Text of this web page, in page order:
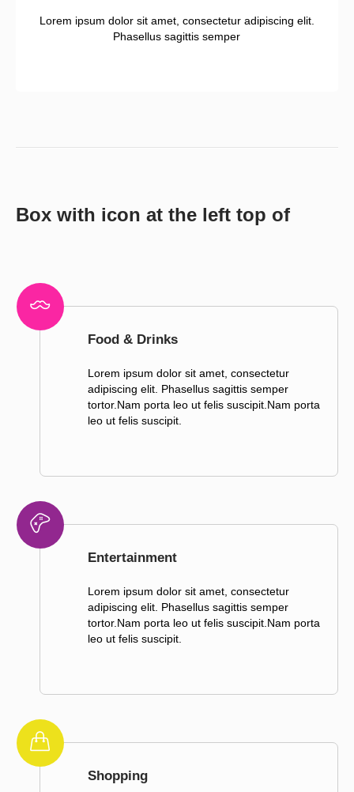
Lorem ipsum dolor sit amet, consectetur adipiscing elit.
Phasellus sagittis semper
Box with icon at the left top of
Food & Drinks
Lorem ipsum dolor sit amet, consectetur
adipiscing elit. Phasellus sagittis semper
tortor.Nam porta leo ut felis suscipit.Nam porta
leo ut felis suscipit.
Entertainment
Lorem ipsum dolor sit amet, consectetur
adipiscing elit. Phasellus sagittis semper
tortor.Nam porta leo ut felis suscipit.Nam porta
leo ut felis suscipit.
Shopping